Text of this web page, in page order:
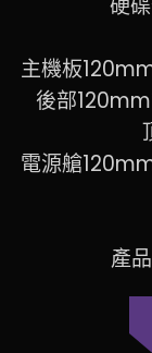
主機板
後部
電源艙
產